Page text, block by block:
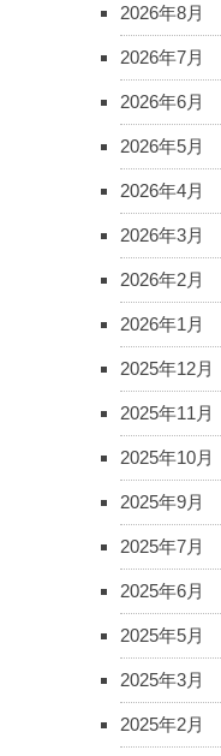
2026年8月
2026年7月
2026年6月
2026年5月
2026年4月
2026年3月
2026年2月
2026年1月
2025年12月
2025年11月
2025年10月
2025年9月
2025年7月
2025年6月
2025年5月
2025年3月
2025年2月